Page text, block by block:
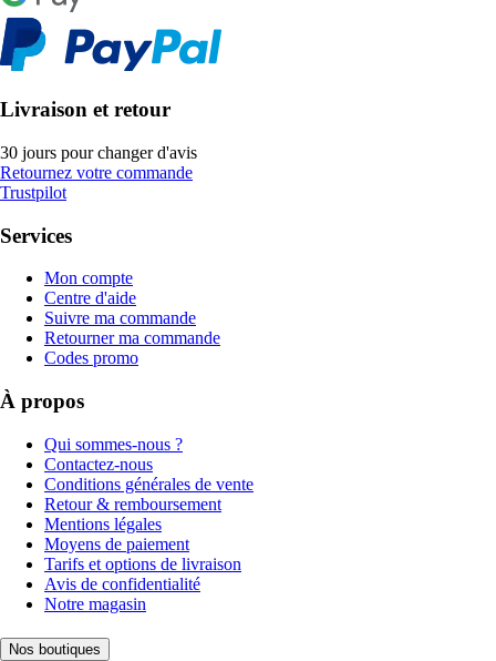
Livraison et retour
30 jours pour changer d'avis
Retournez votre commande
Trustpilot
Services
Mon compte
Centre d'aide
Suivre ma commande
Retourner ma commande
Codes promo
À propos
Qui sommes-nous ?
Contactez-nous
Conditions générales de vente
Retour & remboursement
Mentions légales
Moyens de paiement
Tarifs et options de livraison
Avis de confidentialité
Notre magasin
Nos boutiques